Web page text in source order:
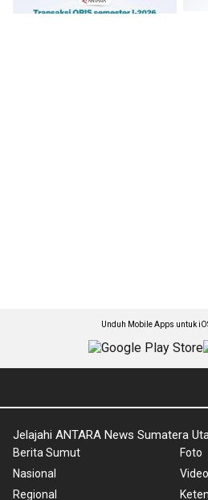
Unduh Mobile Apps untuk
Jelajahi ANTARA News Sumatera
Berita Sumut
Nasional
Regional
Foto
Video